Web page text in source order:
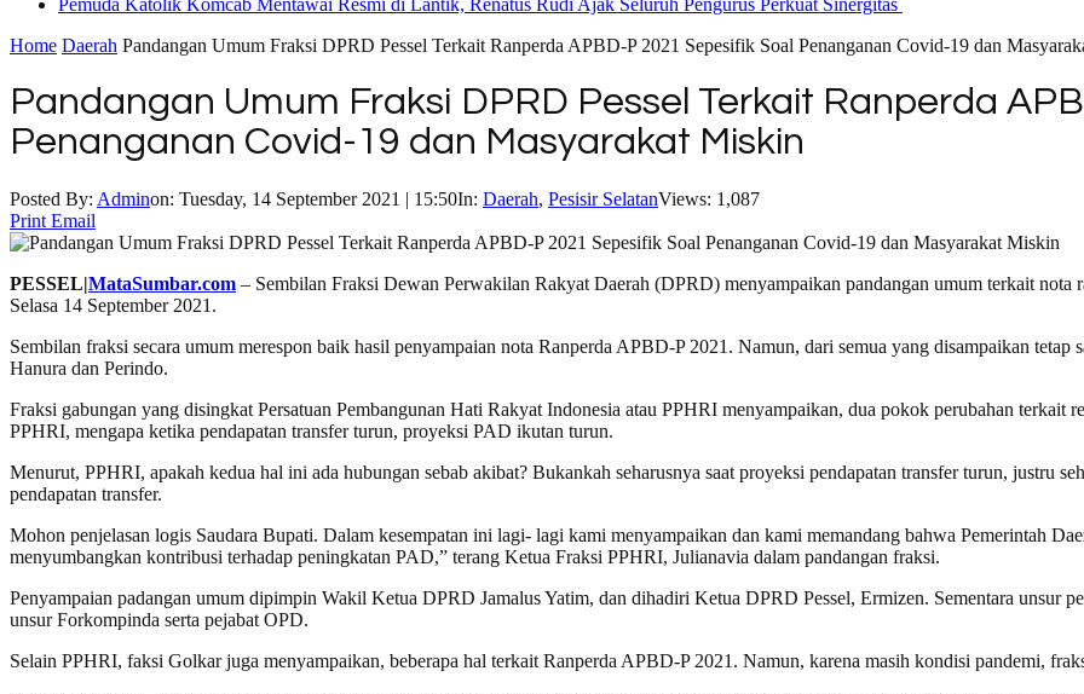
Pemuda Katolik Komcab Mentawai Resmi di Lantik, Renatus Rudi Ajak Seluruh Pengurus Perkuat Sinergitas
Home Daerah Pandangan Umum Fraksi DPRD Pessel Terkait Ranperda APBD-P 2021 Sepesifik Soal Penanganan Covid-19 dan
Pandangan Umum Fraksi DPRD Pessel Terkait Ranperda
Penanganan Covid-19 dan Masyarakat Miskin
Posted By: Adminon: Tuesday, 14 September 2021 | 15:50In: Daerah, Pesisir SelatanViews: 1,087
Print Email
PESSEL|MataSumbar.com – Sembilan Fraksi Dewan Perwakilan Rakyat Daerah (DPRD) menyampaikan pandangan umum terkait nota
Selasa 14 September 2021.
Sembilan fraksi secara umum merespon baik hasil penyampaian nota Ranperda APBD-P 2021. Namun, dari semua yang disampaikan tetap
Hanura dan Perindo.
Fraksi gabungan yang disingkat Persatuan Pembangunan Hati Rakyat Indonesia atau PPHRI menyampaikan, dua pokok perubahan terkait
PPHRI, mengapa ketika pendapatan transfer turun, proyeksi PAD ikutan turun.
Menurut, PPHRI, apakah kedua hal ini ada hubungan sebab akibat? Bukankah seharusnya saat proyeksi pendapatan transfer turun, justru
pendapatan transfer.
Mohon penjelasan logis Saudara Bupati. Dalam kesempatan ini lagi- lagi kami menyampaikan dan kami memandang bahwa Pemerintah
menyumbangkan kontribusi terhadap peningkatan PAD,” terang Ketua Fraksi PPHRI, Julianavia dalam pandangan fraksi.
Penyampaian padangan umum dipimpin Wakil Ketua DPRD Jamalus Yatim, dan dihadiri Ketua DPRD Pessel, Ermizen. Sementara unsur
unsur Forkompinda serta pejabat OPD.
Selain PPHRI, faksi Golkar juga menyampaikan, beberapa hal terkait Ranperda APBD-P 2021. Namun, karena masih kondisi pandemi,